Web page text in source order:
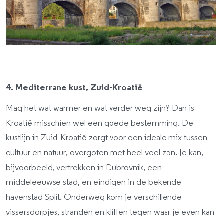
4. Mediterrane kust, Zuid-Kroatië
Mag het wat warmer en wat verder weg zijn? Dan is
Kroatië misschien wel een goede bestemming. De
kustlijn in Zuid-Kroatië zorgt voor een ideale mix tussen
cultuur en natuur, overgoten met heel veel zon. Je kan,
bijvoorbeeld, vertrekken in Dubrovnik, een
middeleeuwse stad, en eindigen in de bekende
havenstad Split. Onderweg kom je verschillende
vissersdorpjes, stranden en kliffen tegen waar je even kan